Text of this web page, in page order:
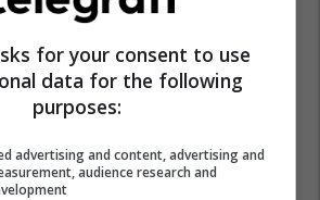
for your consent to use
data for the following
purposes:
advertising and content, advertising and
audience research and